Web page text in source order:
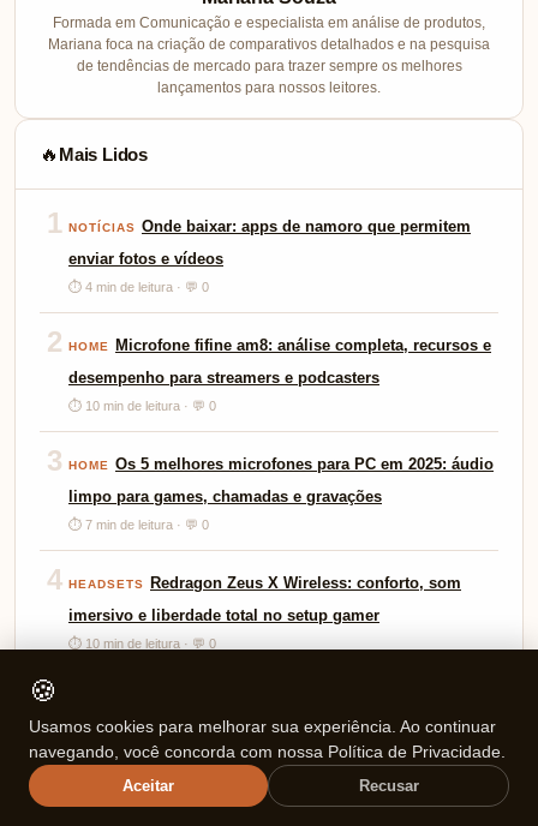
Formada em Comunicação e especialista em análise de produtos,
Mariana foca na criação de comparativos detalhados e na pesquisa
de tendências de mercado para trazer sempre os melhores
lançamentos para nossos leitores.
🔥 Mais Lidos
1 NOTÍCIAS Onde baixar: apps de namoro que permitem
enviar fotos e vídeos
⏱ 4 min de leitura · 💬 0
2 HOME
Microfone fifine am8: análise completa, recursos e
desempenho para streamers e podcasters
⏱ 10 min de leitura · 💬 0
3 HOME Os 5 melhores microfones para PC em 2025: áudio
limpo para games, chamadas e gravações
⏱ 7 min de leitura · 💬 0
4 HEADSETS
Redragon Zeus X Wireless: conforto, som
imersivo e liberdade total no setup gamer
⏱ 10 min de leitura · 💬 0
Descubra Motorola
🍪
Usamos cookies para melhorar sua experiência. Ao continuar
navegando, você concorda com nossa Política de Privacidade.
Aceitar Recusar